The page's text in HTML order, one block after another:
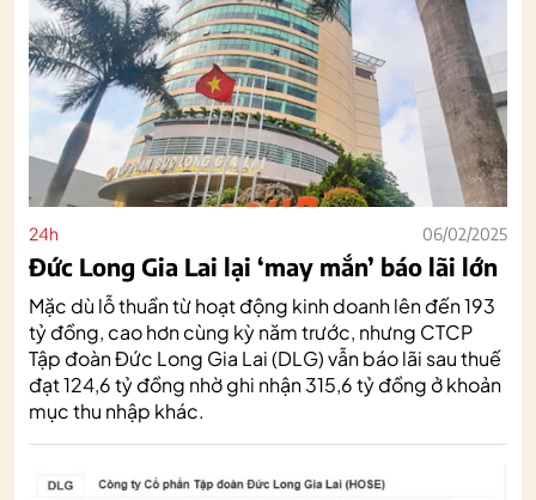
24h 06/02/2025
Đức Long Gia Lai lại ‘may mắn’ báo lãi lớn
Mặc dù lỗ thuần từ hoạt động kinh doanh lên đến 193
tỷ đồng, cao hơn cùng kỳ năm trước, nhưng CTCP
Tập đoàn Đức Long Gia Lai (DLG) vẫn báo lãi sau thuế
đạt 124,6 tỷ đồng nhờ ghi nhận 315,6 tỷ đồng ở khoản
mục thu nhập khác.